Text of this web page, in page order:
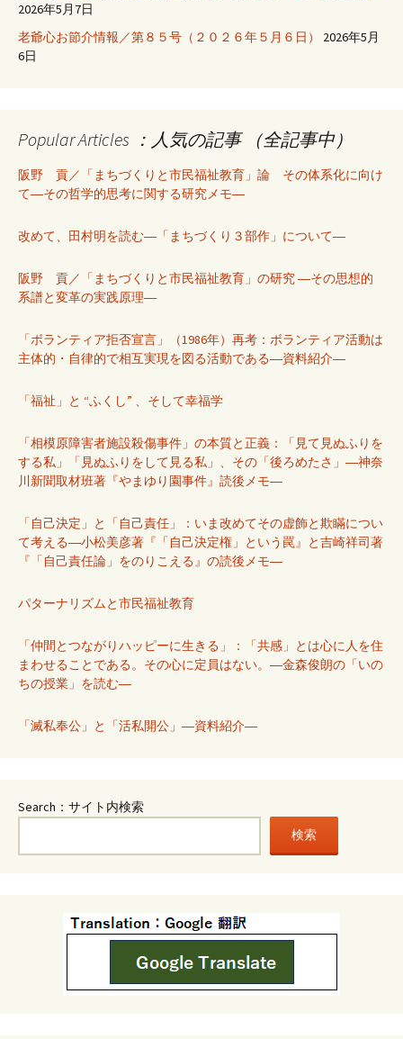
2026年5月7日
老爺心お節介情報／第８５号（２０２６年５月６日）
2026年5月
6日
Popular Articles ：人気の記事 （全記事中）
阪野 貢／「まちづくりと市民福祉教育」論 その体系化に向け
て―その哲学的思考に関する研究メモ―
改めて、田村明を読む―「まちづくり３部作」について―
阪野 貢／「まちづくりと市民福祉教育」の研究 ―その思想的
系譜と変革の実践原理―
「ボランティア拒否宣言」（1986年）再考：ボランティア活動は
主体的・自律的で相互実現を図る活動である―資料紹介―
「福祉」と “ふくし” 、そして幸福学
「相模原障害者施設殺傷事件」の本質と正義：「見て見ぬふりを
する私」「見ぬふりをして見る私」、その「後ろめたさ」―神奈
川新聞取材班著『やまゆり園事件』読後メモ―
「自己決定」と「自己責任」：いま改めてその虚飾と欺瞞につい
て考える―小松美彦著『「自己決定権」という罠』と吉崎祥司著
『「自己責任論」をのりこえる』の読後メモ―
パターナリズムと市民福祉教育
「仲間とつながりハッピーに生きる」：「共感」とは心に人を住
まわせることである。その心に定員はない。―金森俊朗の「いの
ちの授業」を読む―
「滅私奉公」と「活私開公」―資料紹介―
Search：サイト内検索
検索